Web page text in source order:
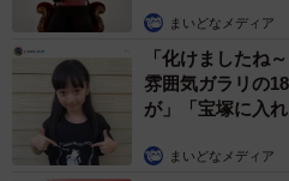
に母は、絵を見つめながら「間
ゃ......」と、呟きます。母は、
していたのでした。
「あんたきっと絵の才能がある
にとても褒められたぬこー様ち
まいどなメディア
「化けましたね
雰囲気ガラリの
が」「宝塚に入れ
まいどなメディア